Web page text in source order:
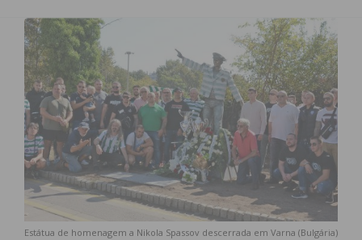
Estátua de homenagem a Nikola Spassov descerrada em Varna (Bulgária)